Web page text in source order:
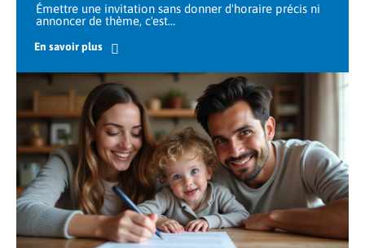
Émettre une invitation sans donner d'horaire précis ni
annoncer de thème, c'est…
En savoir plus